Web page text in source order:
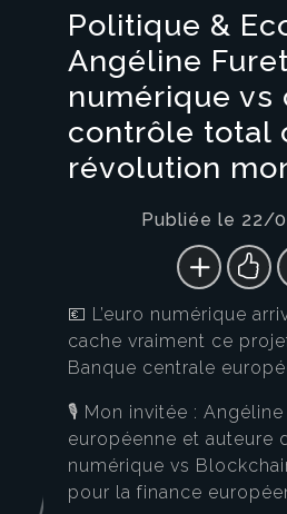
Politique &
Angéline
numérique vs
contrôle total
révolution
Publiée le 22/
💶 L’euro numérique
cache vraiment ce
Banque centrale
🎙️ Mon invitée :
européenne et auteure
numérique vs
pour la finance